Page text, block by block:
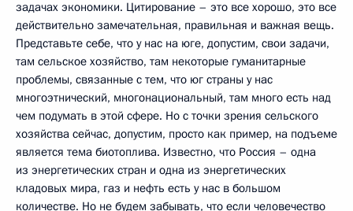
задачах экономики. Цитирование – это все хорошо, это все
действительно замечательная, правильная и важная вещь.
Представьте себе, что у нас на юге, допустим, свои задачи,
там сельское хозяйство, там некоторые гуманитарные
проблемы, связанные с тем, что юг страны у нас
многоэтнический, многонациональный, там много есть над
чем подумать в этой сфере. Но с точки зрения сельского
хозяйства сейчас, допустим, просто как пример, на подъеме
является тема биотоплива. Известно, что Россия – одна
из энергетических стран и одна из энергетических
кладовых мира, газ и нефть есть у нас в большом
количестве. Но не будем забывать, что если человечество